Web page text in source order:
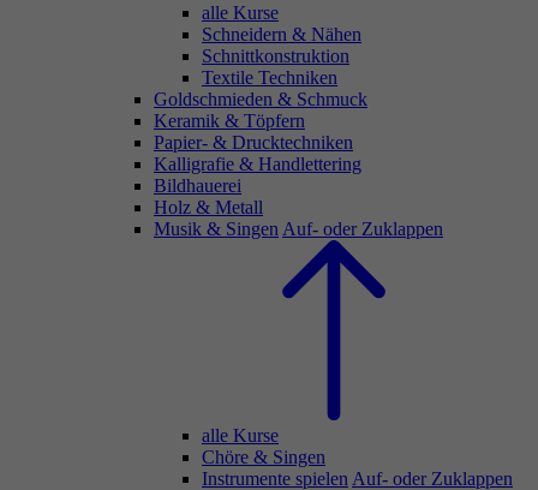
alle Kurse
Schneidern & Nähen
Schnittkonstruktion
Textile Techniken
Goldschmieden & Schmuck
Keramik & Töpfern
Papier- & Drucktechniken
Kalligrafie & Handlettering
Bildhauerei
Holz & Metall
Musik & Singen Auf- oder Zuklappen
alle Kurse
Chöre & Singen
Instrumente spielen Auf- oder Zuklappen